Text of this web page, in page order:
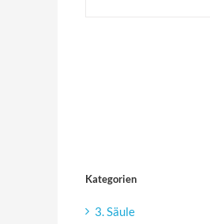
Kategorien
3. Säule